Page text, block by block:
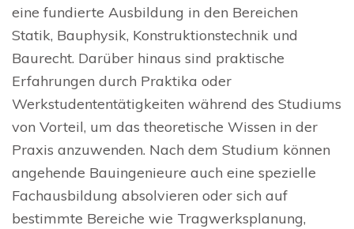
eine fundierte Ausbildung in den Bereichen
Statik, Bauphysik, Konstruktionstechnik und
Baurecht. Darüber hinaus sind praktische
Erfahrungen durch Praktika oder
Werkstudententätigkeiten während des Studiums
von Vorteil, um das theoretische Wissen in der
Praxis anzuwenden. Nach dem Studium können
angehende Bauingenieure auch eine spezielle
Fachausbildung absolvieren oder sich auf
bestimmte Bereiche wie Tragwerksplanung,